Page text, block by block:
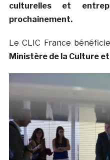
culturelles et
prochainement.
Le CLIC France
Ministère de la Culture